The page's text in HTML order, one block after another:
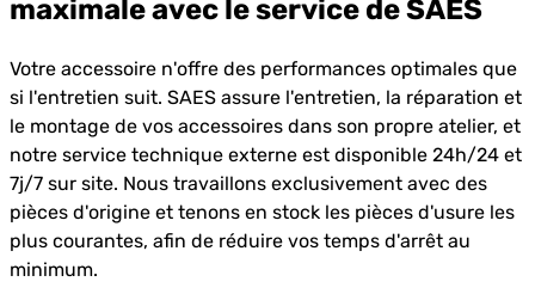
maximale avec le service de SAES
Votre accessoire n'offre des performances optimales que
si l'entretien suit. SAES assure l'entretien, la réparation et
le montage de vos accessoires dans son propre atelier, et
notre service technique externe est disponible 24h/24 et
7j/7 sur site. Nous travaillons exclusivement avec des
pièces d'origine et tenons en stock les pièces d'usure les
plus courantes, afin de réduire vos temps d'arrêt au
minimum.